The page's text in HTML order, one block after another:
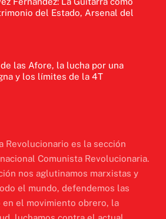
del Estado, Arsenal del
las Afore, la lucha por una
y los límites de la 4T
Revolucionario es la sección
Comunista Revolucionaria.
nos aglutinamos marxistas y
el mundo, defendemos las
en el movimiento obrero, la